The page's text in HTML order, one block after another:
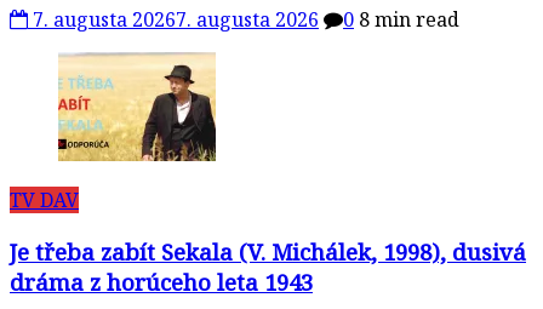
7. augusta 20267. augusta 2026 0 8 min read
TV DAV
Je třeba zabít Sekala (V. Michálek, 1998), dusivá
dráma z horúceho leta 1943